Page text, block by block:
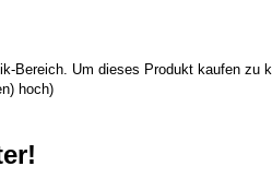
Bereich. Um dieses Produkt kaufen
hoch)